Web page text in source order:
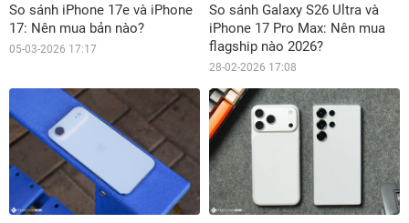
So sánh iPhone 17e và iPhone
17: Nên mua bản nào?
05-03-2026 17:17
So sánh Galaxy S26 Ultra và
iPhone 17 Pro Max: Nên mua
flagship nào 2026?
28-02-2026 17:08